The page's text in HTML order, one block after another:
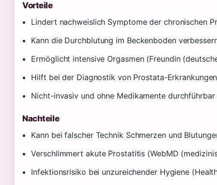
Vorteile
Lindert nachweislich Symptome der chronischen
Kann die Durchblutung im Beckenboden
Ermöglicht intensive Orgasmen (Freundin
Hilft bei der Diagnostik von Prostata-
Nicht-invasiv und ohne Medikamente durchführbar
Nachteile
Kann bei falscher Technik Schmerzen und
Verschlimmert akute Prostatitis (WebMD
Infektionsrisiko bei unzureichender Hygiene